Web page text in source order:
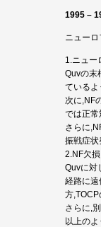
1995 –
ニュー
1.ニュー
Quvの末
ているよ
次に,NF
では正常
さらに
振戦症状
2.NF欠
Quvに対
経路に遠
方
さらに,
以上の